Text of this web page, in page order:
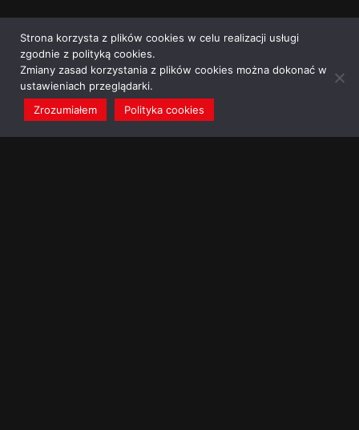
Strona korzysta z plików cookies w celu realizacji usługi
zgodnie z polityką cookies.
Zmiany zasad korzystania z plików cookies można dokonać w
ustawieniach przeglądarki.
Zrozumiałem
Polityka cookies